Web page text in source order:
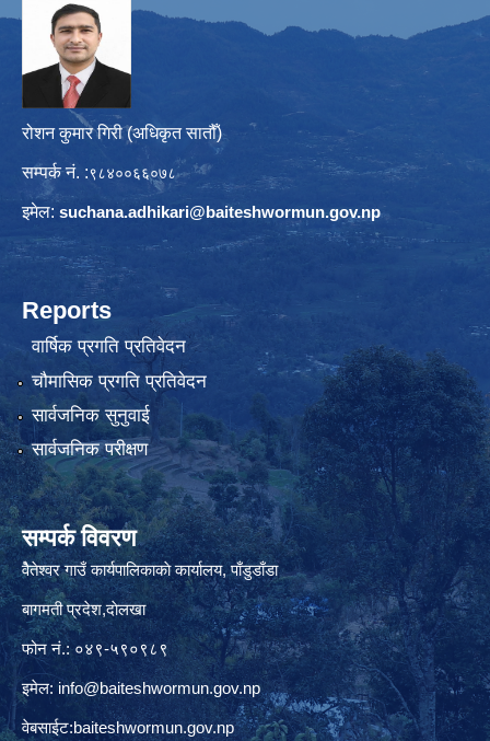
रोशन कुमार गिरी (अधिकृत सातौँ)
सम्पर्क नं. :९८४००६६०७८
इमेल: suchana.adhikari@baiteshwormun.gov.np
Reports
वार्षिक प्रगति प्रतिवेदन
चौमासिक प्रगति प्रतिवेदन
सार्वजनिक सुनुवाई
सार्वजनिक परीक्षण
सम्पर्क विवरण
वैेतेश्वर गाउँ कार्यपालिकाकाे कार्यालय, पाँडुडाँडा
बागमती‌ प्रदेश,दाेलखा
फोन नं.: ०४९-५९०९८९
इमेल: info@baiteshwormun.gov.np
वेबसाईट:baiteshwormun.gov.np